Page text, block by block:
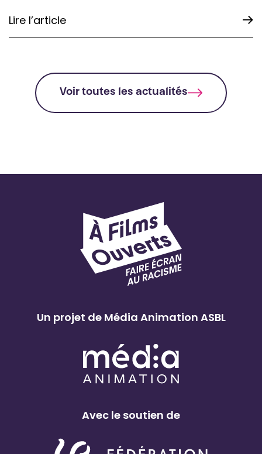
Lire l’article
Voir toutes les actualités
Un projet de Média Animation ASBL
Avec le soutien de